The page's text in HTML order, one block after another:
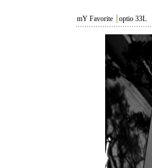
mY Favorite optio 33L